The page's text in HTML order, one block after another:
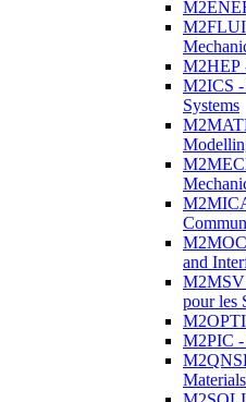
M2HEP
M2ICS -
Systems
and
M2MSV
pour les
M2PIC -